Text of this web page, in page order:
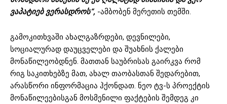
ვაპატიებ ვერასდროს“, -ამბობენ მერეთის თემში.
გამოკითხვაში ახალგაზრდები, დევნილები,
სოციალურად დაუცველები და შუახნის ქალები
მონაწილეობდნენ. მათთან საუბრისას გაირკვა რომ
რიგ საკითხებზე მათ, ახალ თაობასთან შედარებით,
არასწორი ინფორმაცია ჰქონდათ. ნეო ტვ-ს პროექტის
მონაწილეებისგან მოსმენილი ფაქტების შემდეგ კი